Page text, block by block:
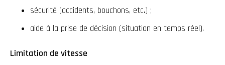
sécurité (accidents, bouchons, etc.) ;
aide à la prise de décision (situation en temps réel).
Limitation de vitesse